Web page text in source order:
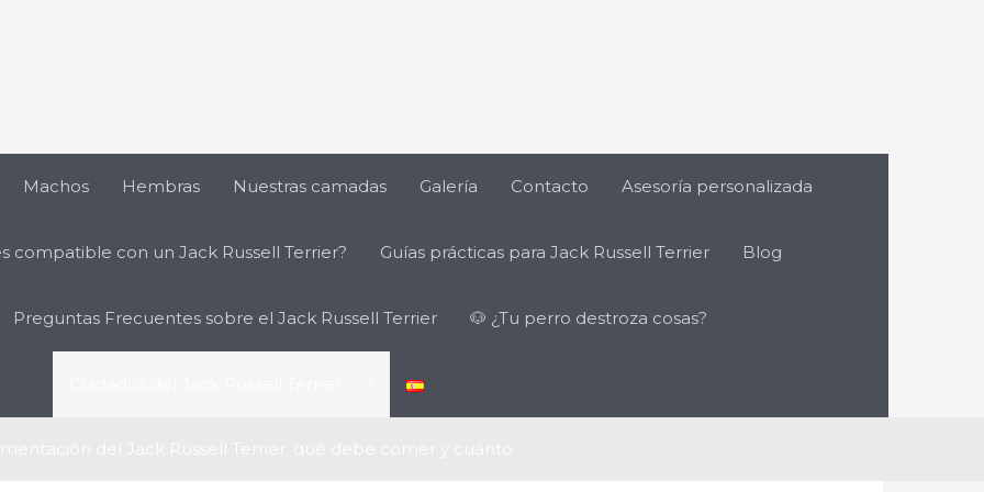
Machos Hembras Nuestras camadas Galería Contacto Asesoría personalizada
compatible con un Jack Russell Terrier? Guías prácticas para Jack Russell Terrier Blog
Preguntas Frecuentes sobre el Jack Russell Terrier 🐶 ¿Tu perro destroza cosas?